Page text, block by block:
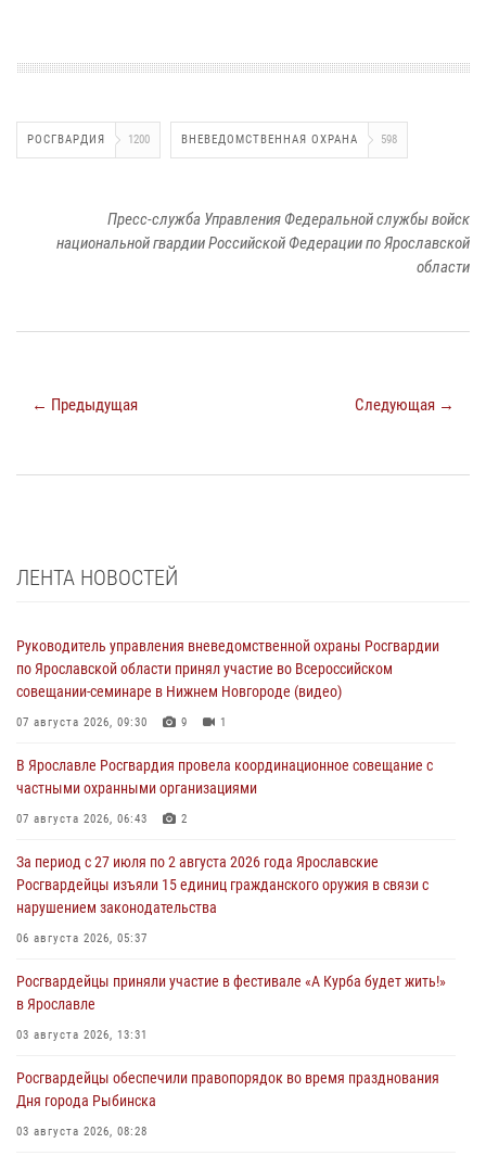
РОСГВАРДИЯ 1200 ВНЕВЕДОМСТВЕННАЯ ОХРАНА 598
Пресс-служба Управления Федеральной службы войск
национальной гвардии Российской Федерации по Ярославской
области
← Предыдущая Следующая →
ЛЕНТА НОВОСТЕЙ
Руководитель управления вневедомственной охраны Росгвардии
по Ярославской области принял участие во Всероссийском
совещании-семинаре в Нижнем Новгороде (видео)
07 августа 2026, 09:30 9 1
В Ярославле Росгвардия провела координационное совещание с
частными охранными организациями
07 августа 2026, 06:43 2
За период с 27 июля по 2 августа 2026 года Ярославские
Росгвардейцы изъяли 15 единиц гражданского оружия в связи с
нарушением законодательства
06 августа 2026, 05:37
Росгвардейцы приняли участие в фестивале «А Курба будет жить!»
в Ярославле
03 августа 2026, 13:31
Росгвардейцы обеспечили правопорядок во время празднования
Дня города Рыбинска
03 августа 2026, 08:28